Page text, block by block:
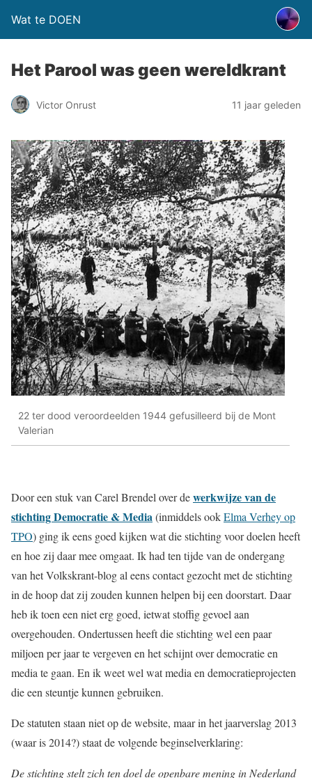
Wat te DOEN
Het Parool was geen wereldkrant
Victor Onrust 11 jaar geleden
22 ter dood veroordeelden 1944 gefusilleerd bij de Mont
Valerian
Door een stuk van Carel Brendel over dewerkwijze van de
stichting Democratie & Media(inmiddels ookElma Verhey op
TPO) ging ik eens goed kijken wat die stichting voor doelen heeft
en hoe zij daar mee omgaat. Ik had ten tijde van de ondergang
van het Volkskrant-blog al eens contact gezocht met de stichting
in de hoop dat zij zouden kunnen helpen bij een doorstart. Daar
heb ik toen een niet erg goed, ietwat stoffig gevoel aan
overgehouden. Ondertussen heeft die stichting wel een paar
miljoen per jaar te vergeven en het schijnt over democratie en
media te gaan. En ik weet wel wat media en democratieprojecten
die een steuntje kunnen gebruiken.
De statuten staan niet op de website, maar in het jaarverslag 2013
(waar is 2014?) staat de volgende beginselverklaring:
De stichting stelt zich ten doel de openbare mening in Nederland